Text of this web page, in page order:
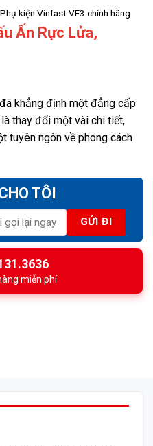
Phụ kiện Vinfast VF3 chính hãng
Ấn Rực Lửa,
khẳng định một đẳng cấp
thay đổi một vài chi tiết,
tuyên ngôn về phong cách
TÔI
miễn phí